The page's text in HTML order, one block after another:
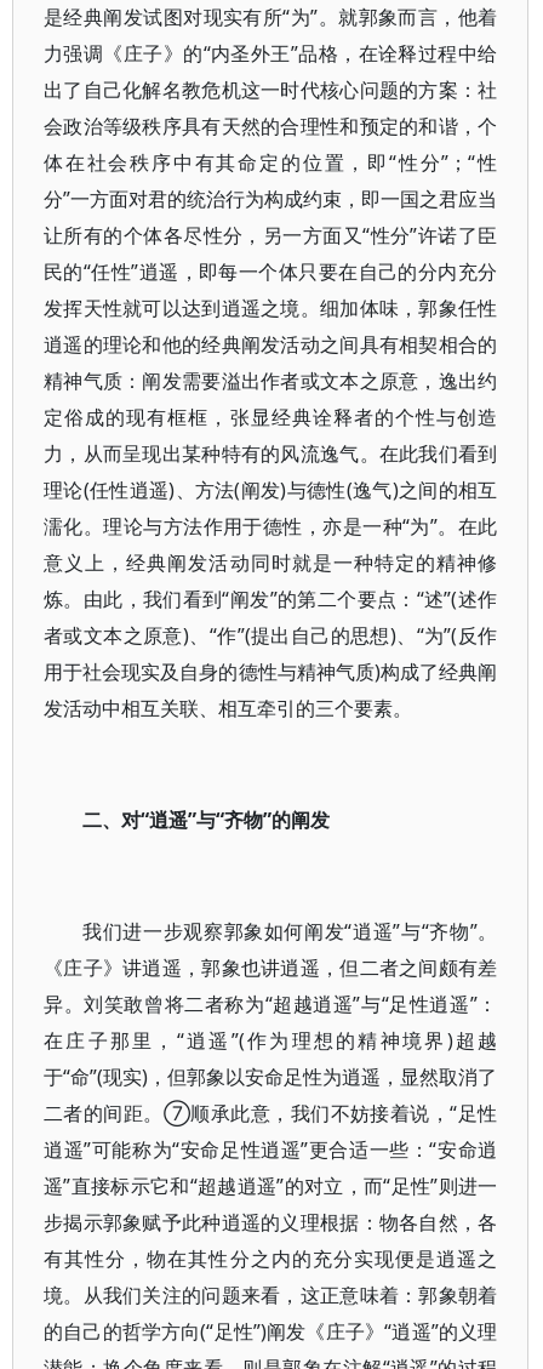
是经典阐发试图对现实有所“为”。就郭象而言，他着
力强调《庄子》的“内圣外王”品格，在诠释过程中给
出了自己化解名教危机这一时代核心问题的方案：社
会政治等级秩序具有天然的合理性和预定的和谐，个
体在社会秩序中有其命定的位置，即“性分”；“性
分”一方面对君的统治行为构成约束，即一国之君应当
让所有的个体各尽性分，另一方面又“性分”许诺了臣
民的“任性”逍遥，即每一个体只要在自己的分内充分
发挥天性就可以达到逍遥之境。细加体味，郭象任性
逍遥的理论和他的经典阐发活动之间具有相契相合的
精神气质：阐发需要溢出作者或文本之原意，逸出约
定俗成的现有框框，张显经典诠释者的个性与创造
力，从而呈现出某种特有的风流逸气。在此我们看到
理论(任性逍遥)、方法(阐发)与德性(逸气)之间的相互
濡化。理论与方法作用于德性，亦是一种“为”。在此
意义上，经典阐发活动同时就是一种特定的精神修
炼。由此，我们看到“阐发”的第二个要点：“述”(述作
者或文本之原意)、“作”(提出自己的思想)、“为”(反作
用于社会现实及自身的德性与精神气质)构成了经典阐
发活动中相互关联、相互牵引的三个要素。
二、对“逍遥”与“齐物”的阐发
我们进一步观察郭象如何阐发“逍遥”与“齐物”。
《庄子》讲逍遥，郭象也讲逍遥，但二者之间颇有差
异。刘笑敢曾将二者称为“超越逍遥”与“足性逍遥”：
在庄子那里，“逍遥”(作为理想的精神境界)超越
于“命”(现实)，但郭象以安命足性为逍遥，显然取消了
二者的间距。⑦顺承此意，我们不妨接着说，“足性
逍遥”可能称为“安命足性逍遥”更合适一些：“安命逍
遥”直接标示它和“超越逍遥”的对立，而“足性”则进一
步揭示郭象赋予此种逍遥的义理根据：物各自然，各
有其性分，物在其性分之内的充分实现便是逍遥之
境。从我们关注的问题来看，这正意味着：郭象朝着
的自己的哲学方向(“足性”)阐发《庄子》“逍遥”的义理